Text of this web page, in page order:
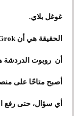
غوغل بلاي.
أن روبوت الدردشة
أصبح متاحًا على
أي سؤال، حتى رفع